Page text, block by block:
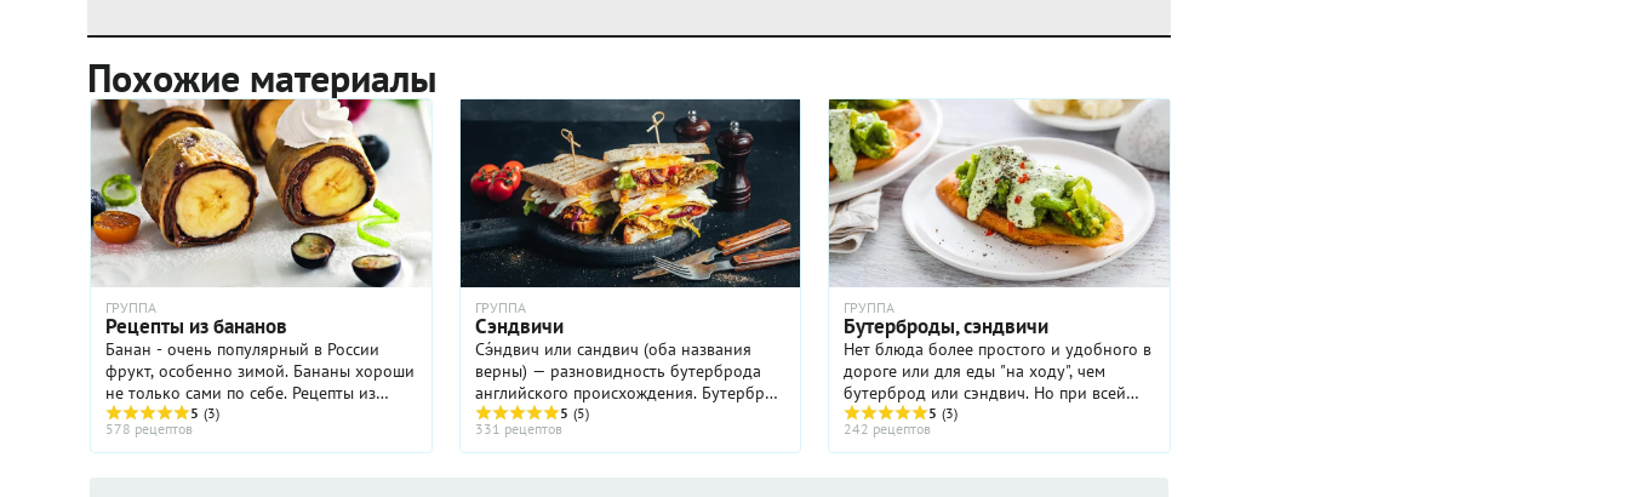
Похожие материалы
ГРУППА
Рецепты из бананов
Банан - очень популярный в России
фрукт, особенно зимой. Бананы хороши
не только сами по себе. Рецепты из
бананов любят не только дети, но и
взрослые. Существует множество
отличных блюд и десертов. ...
5 (3)
578 рецептов
ГРУППА
Сэндвичи
Сэ́ндвич или cандвич (оба названия
верны) — разновидность бутерброда
английского происхождения. Бутерброд
назван в честь Джона Монтегю, 4-го
графа Сэндвичского. По одной из
версий, граф решил ...
5 (5)
331 рецептов
ГРУППА
Бутерброды, сэндвичи
Нет блюда более простого и удобного в
дороге или для еды "на ходу", чем
бутерброд или сэндвич. Но при всей
его элементарности и откровенности,
его тоже нужно готовить по
определённым правилам. ...
5 (3)
242 рецептов